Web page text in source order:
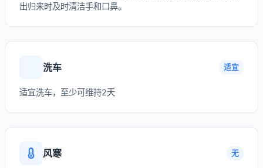
出归来时及时清洁手和口鼻。
洗车 适宜
适宜洗车，至少可维持2天
风寒 无